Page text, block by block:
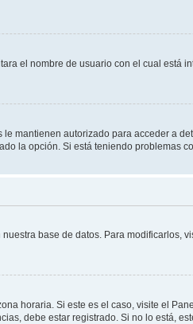
el nombre de usuario con el cual
mantienen autorizado para acceder a
la opción. Si está teniendo problemas
base de datos. Para
horaria. Si este es el caso, visite el
debe estar registrado. Si no lo está,